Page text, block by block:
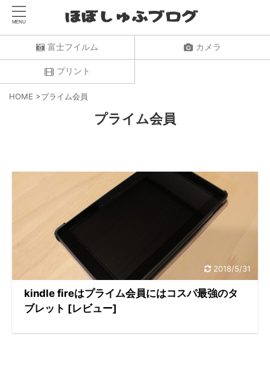
富士フイルム カメラ
プリント
HOME >プライム会員
プライム会員
2018/5/31
kindle fireはプライム会員にはコスパ最強のタ
ブレット [レビュー]